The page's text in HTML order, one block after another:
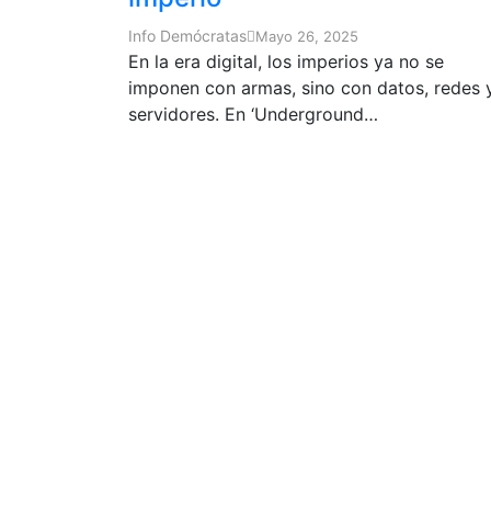
Info Demócratas Mayo 26, 2025
En la era digital, los imperios ya no se
imponen con armas, sino con datos, redes
servidores. En ‘Underground…